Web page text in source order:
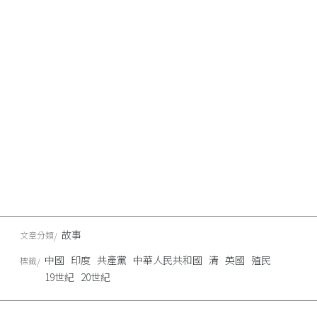
文章分類 故事
標籤 中國 印度 共產黨 中華人民共和國 清 英國 殖民
19世紀 20世紀